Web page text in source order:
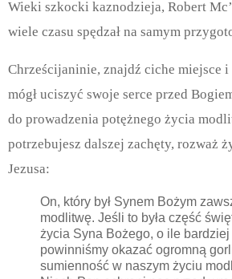
Wieki szkocki kaznodzieja, Robert
wiele czasu spędzał na samym
Chrześcijaninie, znajdź ciche miejsce i
mógł uciszyć swoje serce przed
do prowadzenia potężnego życia
potrzebujesz dalszej zachęty, rozważ
Jezusa:
On, który był Synem Bożym
modlitwę. Jeśli to była część
życia Syna Bożego, o ile bardziej
powinniśmy okazać ogromną
sumienność w naszym życiu